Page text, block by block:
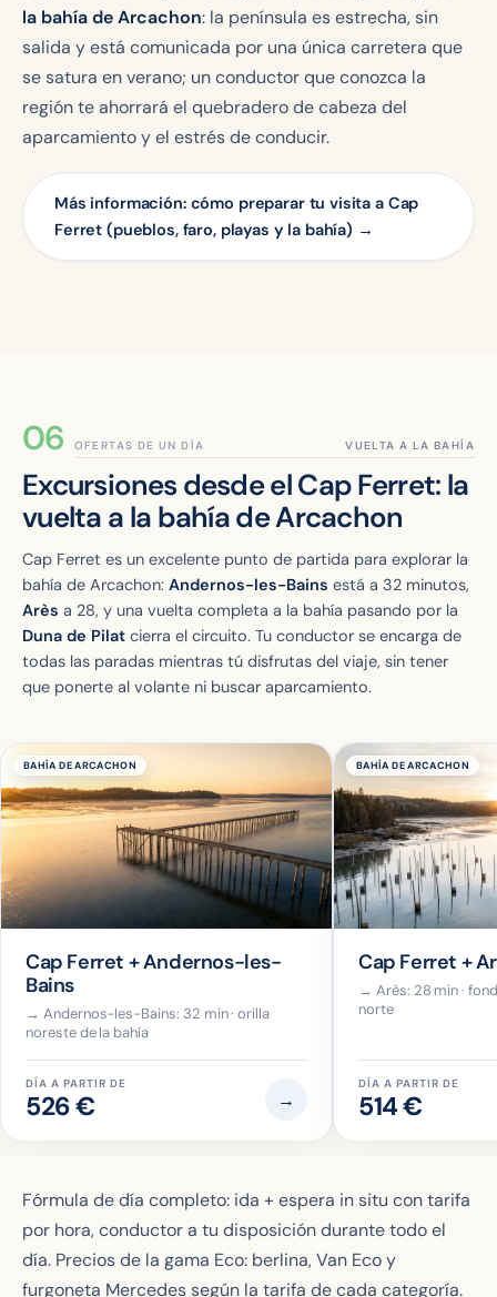
la bahía de Arcachon: la península es estrecha, sin
salida y está comunicada por una única carretera que
se satura en verano; un conductor que conozca la
región te ahorrará el quebradero de cabeza del
aparcamiento y el estrés de conducir.
Más información: cómo preparar tu visita a Cap
Ferret (pueblos, faro, playas y la bahía) →
OFERTAS DE UN DÍA
Excursiones desde el Cap Ferret: la
vuelta a la bahía de Arcachon
Cap Ferret es un excelente punto de partida para explorar la
bahía de Arcachon: Andernos-les-Bains está a 32 minutos,
Arès a 28, y una vuelta completa a la bahía pasando por la
Duna de Pilat cierra el circuito. Tu conductor se encarga de
todas las paradas mientras tú disfrutas del viaje, sin tener
que ponerte al volante ni buscar aparcamiento.
BAHÍA DE ARCACHON
Cap Ferret + Andernos-les-
Bains
→ Andernos-les-Bains: 32 min · orilla
noreste de la bahía
DÍA A PARTIR DE
526 € →
BAHÍA DE ARCACHON
Cap Ferret +
→ Arès: 28 min ·
norte
DÍA A PARTIR DE
514 €
Fórmula de día completo: ida + espera in situ con tarifa
por hora, conductor a tu disposición durante todo el
día. Precios de la gama Eco: berlina, Van Eco y
furgoneta Mercedes según la tarifa de cada categoría.